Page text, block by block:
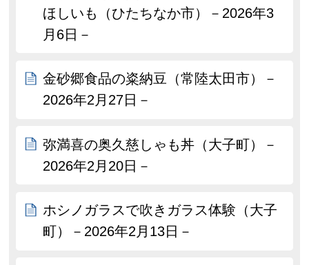
ほしいも（ひたちなか市）－2026年3
月6日－
金砂郷食品の粢納豆（常陸太田市）－
2026年2月27日－
弥満喜の奥久慈しゃも丼（大子町）－
2026年2月20日－
ホシノガラスで吹きガラス体験（大子
町）－2026年2月13日－